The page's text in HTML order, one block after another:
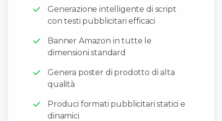
Generazione intelligente di script
con testi pubblicitari efficaci
Banner Amazon in tutte le
dimensioni standard
Genera poster di prodotto di alta
qualità
Produci formati pubblicitari statici e
dinamici